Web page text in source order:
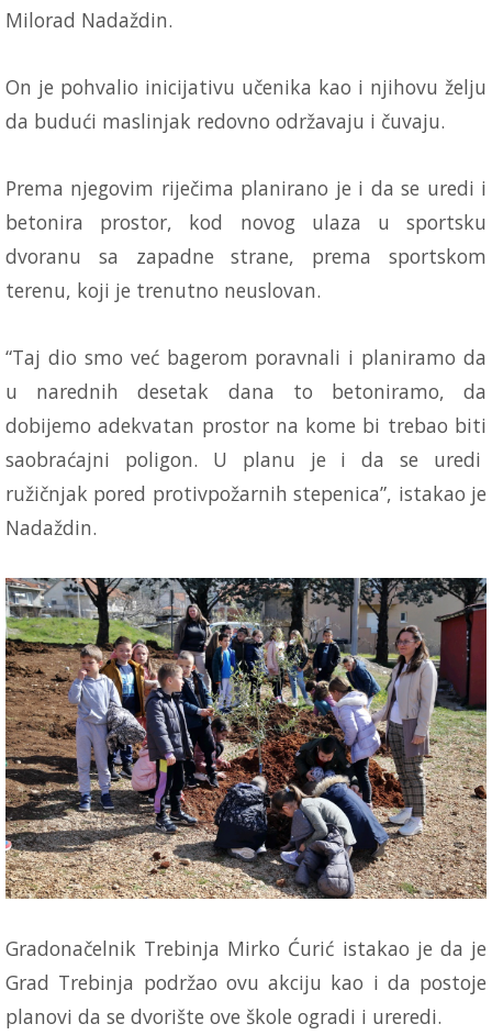
Milorad Nadaždin.
On je pohvalio inicijativu učenika kao i njihovu želju
da budući maslinjak redovno održavaju i čuvaju.
Prema njegovim riječima planirano je i da se uredi i
betonira prostor, kod novog ulaza u sportsku
dvoranu sa zapadne strane, prema sportskom
terenu, koji je trenutno neuslovan.
“Taj dio smo već bagerom poravnali i planiramo da
u narednih desetak dana to betoniramo, da
dobijemo adekvatan prostor na kome bi trebao biti
saobraćajni poligon. U planu je i da se uredi
ružičnjak pored protivpožarnih stepenica”, istakao je
Nadaždin.
Gradonačelnik Trebinja Mirko Ćurić istakao je da je
Grad Trebinja podržao ovu akciju kao i da postoje
planovi da se dvorište ove škole ogradi i ureredi.